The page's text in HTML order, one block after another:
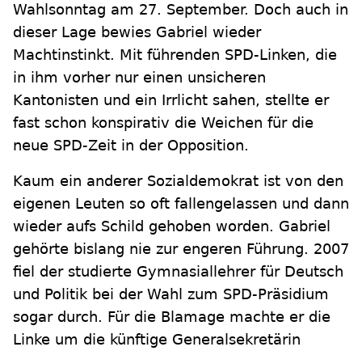
Wahlsonntag am 27. September. Doch auch in
dieser Lage bewies Gabriel wieder
Machtinstinkt. Mit führenden SPD-Linken, die
in ihm vorher nur einen unsicheren
Kantonisten und ein Irrlicht sahen, stellte er
fast schon konspirativ die Weichen für die
neue SPD-Zeit in der Opposition.
Kaum ein anderer Sozialdemokrat ist von den
eigenen Leuten so oft fallengelassen und dann
wieder aufs Schild gehoben worden. Gabriel
gehörte bislang nie zur engeren Führung. 2007
fiel der studierte Gymnasiallehrer für Deutsch
und Politik bei der Wahl zum SPD-Präsidium
sogar durch. Für die Blamage machte er die
Linke um die künftige Generalsekretärin